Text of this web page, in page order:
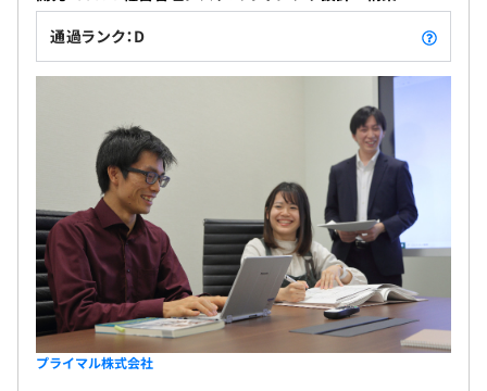
通過ランク：D
プライマル株式会社